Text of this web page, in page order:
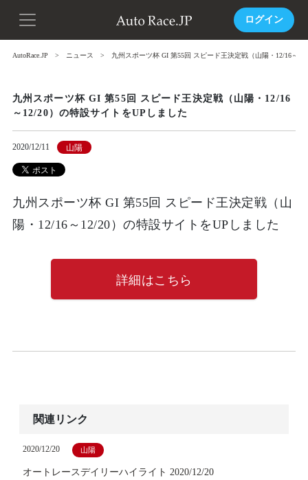
ログイン
AutoRace.JP ニュース 九州スポーツ杯 GI 第55回 スピード王決定戦（山陽・12/16～
九州スポーツ杯 GI 第55回 スピード王決定戦（山陽・12/16
～12/20）の特設サイトをUPしました
2020/12/11 山陽
九州スポーツ杯 GI 第55回 スピード王決定戦（山
陽・12/16～12/20）の特設サイトをUPしました
詳細はこちら
関連リンク
2020/12/20 山陽
オートレースデイリーハイライト 2020/12/20